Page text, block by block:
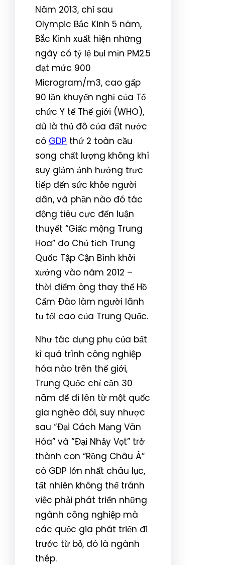
Năm 2013, chỉ sau
Olympic Bắc Kinh 5 năm,
Bắc Kinh xuất hiện những
ngày có tỷ lệ bụi mịn PM2.5
đạt mức 900
Microgram/m3, cao gấp
90 lần khuyến nghị của Tổ
chức Y tế Thế giới (WHO),
dù là thủ đô của đất nước
có GDP thứ 2 toàn cầu
song chất lượng không khí
suy giảm ảnh hưởng trực
tiếp đến sức khỏe người
dân, và phần nào đó tác
động tiêu cực đến luận
thuyết “Giấc mộng Trung
Hoa” do Chủ tịch Trung
Quốc Tập Cận Bình khởi
xướng vào năm 2012 –
thời điểm ông thay thế Hồ
Cẩm Đào làm người lãnh
tụ tối cao của Trung Quốc.
Như tác dụng phụ của bất
kì quá trình công nghiệp
hóa nào trên thế giới,
Trung Quốc chỉ cần 30
năm để đi lên từ một quốc
gia nghèo đói, suy nhược
sau “Đại Cách Mạng Văn
Hóa” và “Đại Nhảy Vọt” trở
thành con “Rồng Châu Á”
có GDP lớn nhất châu lục,
tất nhiên không thể tránh
việc phải phát triển những
ngành công nghiệp mà
các quốc gia phát triển đi
trước từ bỏ, đó là ngành
thép.